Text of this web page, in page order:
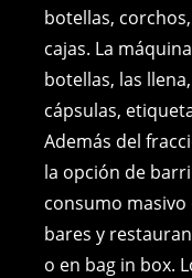
botellas,
cajas. La
botellas, las
cápsulas,
Además del
la opción de
consumo
bares y
o en bag in box.